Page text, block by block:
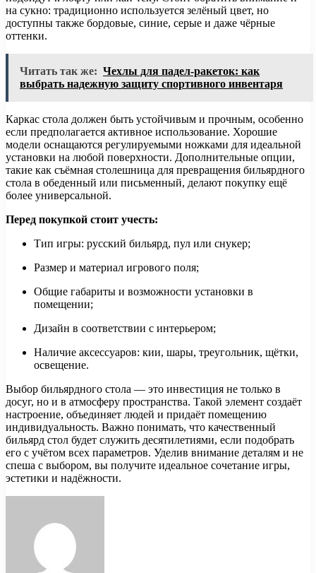
на сукно: традиционно используется зелёный цвет, но
доступны также бордовые, синие, серые и даже чёрные
оттенки.
Читать так же: Чехлы для падел-ракеток: как
выбрать надежную защиту спортивного инвентаря
Каркас стола должен быть устойчивым и прочным, особенно
если предполагается активное использование. Хорошие
модели оснащаются регулируемыми ножками для идеальной
установки на любой поверхности. Дополнительные опции,
такие как съёмная столешница для превращения бильярдного
стола в обеденный или письменный, делают покупку ещё
более универсальной.
Перед покупкой стоит учесть:
Тип игры: русский бильярд, пул или снукер;
Размер и материал игрового поля;
Общие габариты и возможности установки в
помещении;
Дизайн в соответствии с интерьером;
Наличие аксессуаров: кии, шары, треугольник, щётки,
освещение.
Выбор бильярдного стола — это инвестиция не только в
досуг, но и в атмосферу пространства. Такой элемент создаёт
настроение, объединяет людей и придаёт помещению
индивидуальность. Важно понимать, что качественный
бильярд стол будет служить десятилетиями, если подобрать
его с учётом всех параметров. Уделив внимание деталям и не
спеша с выбором, вы получите идеальное сочетание игры,
эстетики и надёжности.